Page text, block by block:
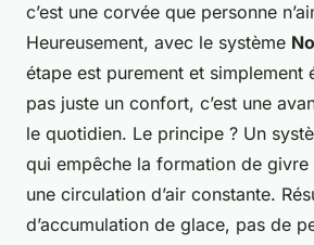
c’est une corvée que personne
Heureusement, avec le système
étape est purement et simplement
pas juste un confort, c’est une
le quotidien. Le principe ? Un
qui empêche la formation de givre
une circulation d’air constante.
d’accumulation de glace, pas de